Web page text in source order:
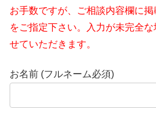
お手数ですが、ご相談内容欄に
をご指定下さい。入力が未完全
せていただきます。
お名前 (フルネーム必須)